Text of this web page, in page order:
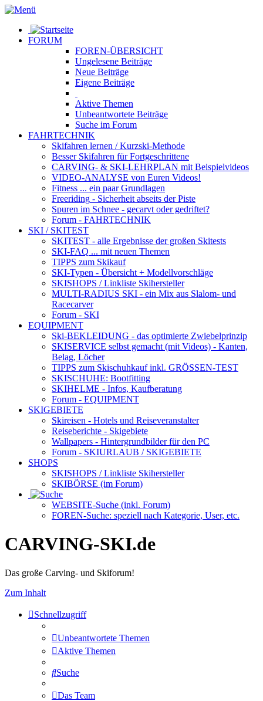
FORUM
FOREN-ÜBERSICHT
Ungelesene Beiträge
Neue Beiträge
Eigene Beiträge
Aktive Themen
Unbeantwortete Beiträge
Suche im Forum
FAHRTECHNIK
Skifahren lernen / Kurzski-Methode
Besser Skifahren für Fortgeschrittene
CARVING- & SKI-LEHRPLAN mit Beispielvideos
VIDEO-ANALYSE von Euren Videos!
Fitness ... ein paar Grundlagen
Freeriding - Sicherheit abseits der Piste
Spuren im Schnee - gecarvt oder gedriftet?
Forum - FAHRTECHNIK
SKI / SKITEST
SKITEST - alle Ergebnisse der großen Skitests
SKI-FAQ ... mit neuen Themen
TIPPS zum Skikauf
SKI-Typen - Übersicht + Modellvorschläge
SKISHOPS / Linkliste Skihersteller
MULTI-RADIUS SKI - ein Mix aus Slalom- und
Racecarver
Forum - SKI
EQUIPMENT
Ski-BEKLEIDUNG - das optimierte Zwiebelprinzip
SKISERVICE selbst gemacht (mit Videos) - Kanten,
Belag, Löcher
TIPPS zum Skischuhkaufinkl. GRÖSSEN-TEST
SKISCHUHE: Bootfitting
SKIHELME - Infos, Kaufberatung
Forum - EQUIPMENT
SKIGEBIETE
Skireisen - Hotels und Reiseveranstalter
Reiseberichte - Skigebiete
Wallpapers - Hintergrundbilder für den PC
Forum - SKIURLAUB / SKIGEBIETE
SHOPS
SKISHOPS / Linkliste Skihersteller
SKIBÖRSE (im Forum)
WEBSITE-Suche (inkl. Forum)
FOREN-Suche: speziell nach Kategorie, User, etc.
CARVING-SKI.de
Das große Carving- und Skiforum!
Zum Inhalt
Schnellzugriff
Unbeantwortete Themen
Aktive Themen
Suche
Das Team